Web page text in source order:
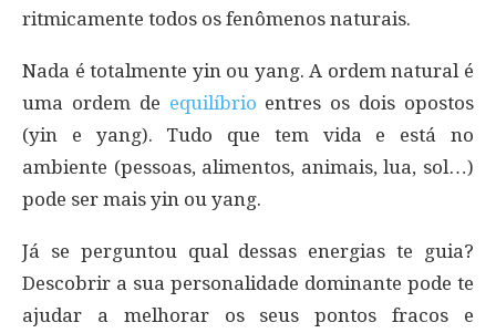
ritmicamente todos os fenômenos naturais.
Nada é totalmente yin ou yang. A ordem natural é
uma ordem de equilíbrio entres os dois opostos
(yin e yang). Tudo que tem vida e está no
ambiente (pessoas, alimentos, animais, lua, sol…)
pode ser mais yin ou yang.
Já se perguntou qual dessas energias te guia?
Descobrir a sua personalidade dominante pode te
ajudar a melhorar os seus pontos fracos e